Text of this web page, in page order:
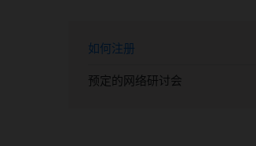
如何注册
预定的网络研讨会